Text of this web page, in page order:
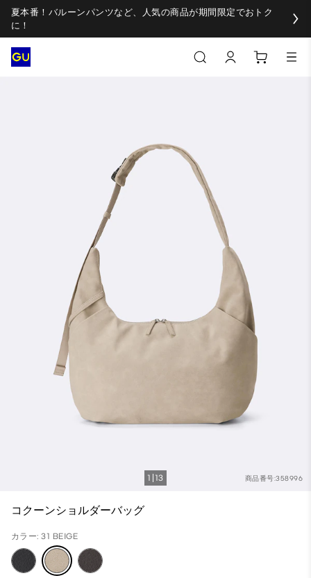
夏本番！バルーンパンツなど、人気の商品が期間限定でおトク
に！
商品番号:358996
1 13
コクーンショルダーバッグ
カラー: 31 BEIGE